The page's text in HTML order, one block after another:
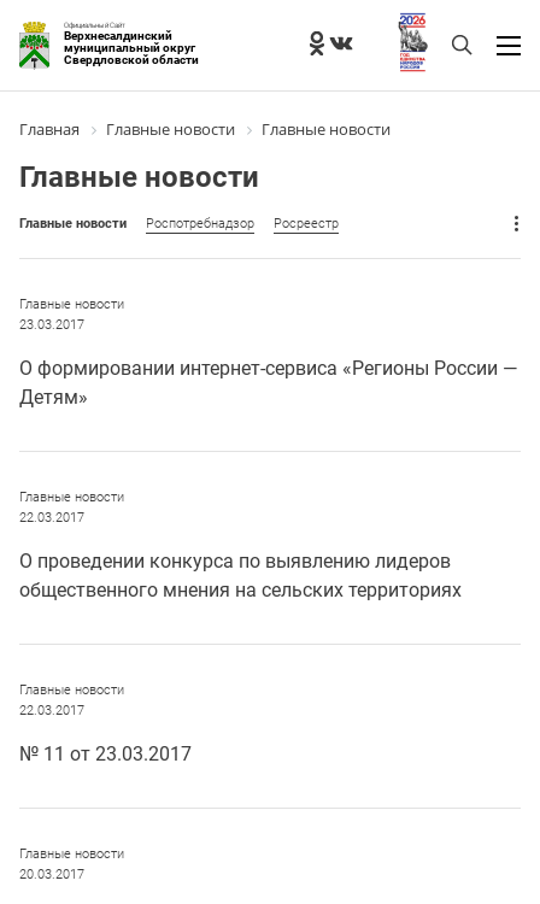
Официальный Сайт
Верхнесалдинский
муниципальный округ
Свердловской области
Главная Главные новости Главные новости
Главные новости
Главные новости Роспотребнадзор Росреестр
Главные новости
23.03.2017
О формировании интернет-сервиса «Регионы России —
Детям»
Главные новости
22.03.2017
О проведении конкурса по выявлению лидеров
общественного мнения на сельских территориях
Главные новости
22.03.2017
№ 11 от 23.03.2017
Главные новости
20.03.2017